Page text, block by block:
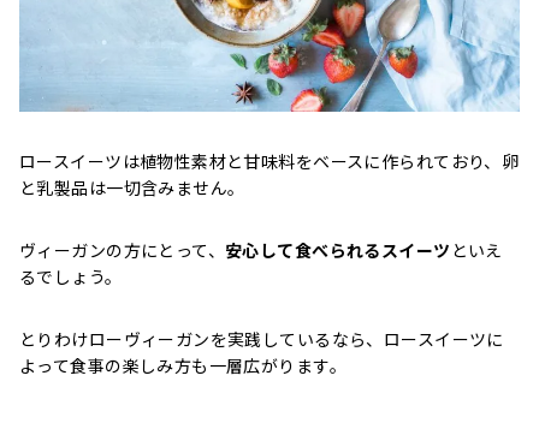
ロースイーツは植物性素材と甘味料をベースに作られており、卵
と乳製品は一切含みません。
ヴィーガンの方にとって、 安心して食べられるスイーツ といえ
るでしょう。
とりわけローヴィーガンを実践しているなら、ロースイーツに
よって食事の楽しみ方も一層広がります。